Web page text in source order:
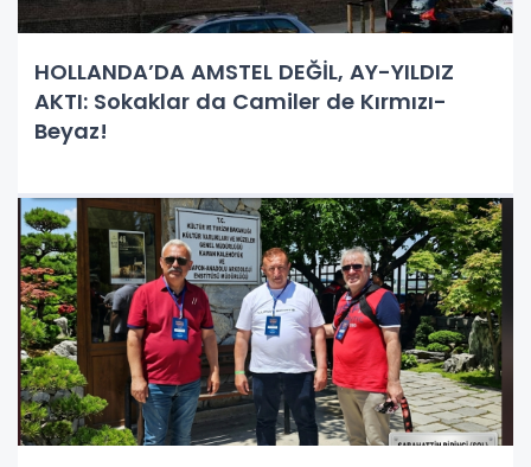
HOLLANDA’DA AMSTEL DEĞİL, AY-YILDIZ
AKTI: Sokaklar da Camiler de Kırmızı-
Beyaz!